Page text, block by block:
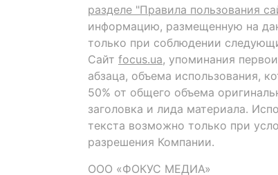
разделе "Правила пользования
информацию, размещенную на
только при соблюдении
Сайт focus.ua, упоминания
абзаца, объема использования,
50% от общего объема
заголовка и лида материала.
текста возможно только при
разрешения Компании.
ООО «ФОКУС МЕДИА»